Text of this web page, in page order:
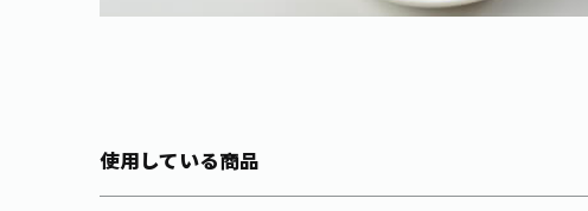
使用している商品